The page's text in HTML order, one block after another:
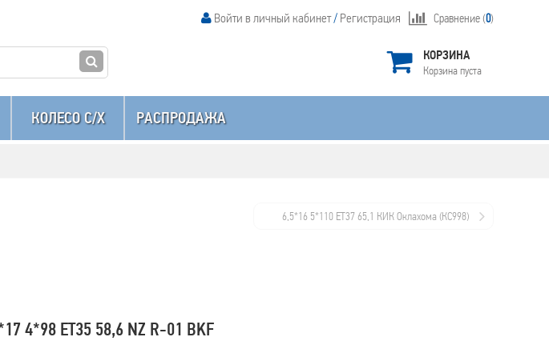
Сравнение (0)
Войти в личный кабинет/ Регистрация
КОРЗИНА
Корзина пуста
КОЛЕСО C/X РАСПРОДАЖА
6,5*16 5*110 ET37 65,1 КИК Оклахома (КС998)
4*98 ET35 58,6 NZ R-01 BKF